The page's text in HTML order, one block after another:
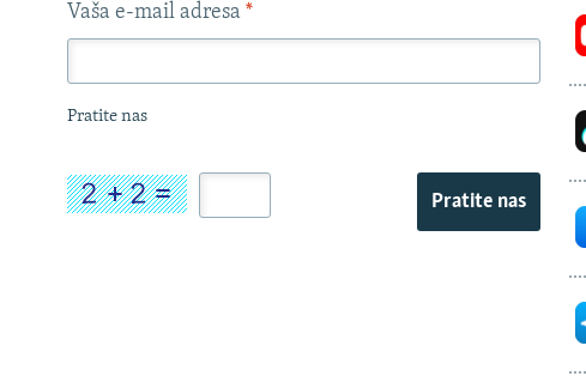
Vaša e-mail adresa *
Pratite nas
Pratite nas